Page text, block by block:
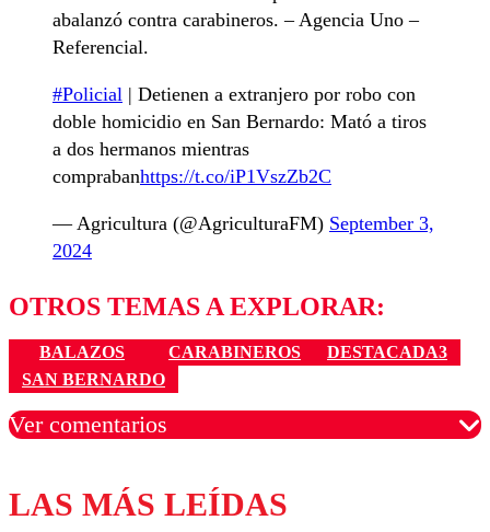
abalanzó contra carabineros. – Agencia Uno –
Referencial.
#Policial | Detienen a extranjero por robo con
doble homicidio en San Bernardo: Mató a tiros
a dos hermanos mientras
comprabanhttps://t.co/iP1VszZb2C
— Agricultura (@AgriculturaFM) September 3,
2024
OTROS TEMAS A EXPLORAR:
BALAZOS CARABINEROS
DESTACADA3
SAN BERNARDO
Ver comentarios
Los comentarios son moderados para garantizar un
diálogo respetuoso.
LAS MÁS LEÍDAS